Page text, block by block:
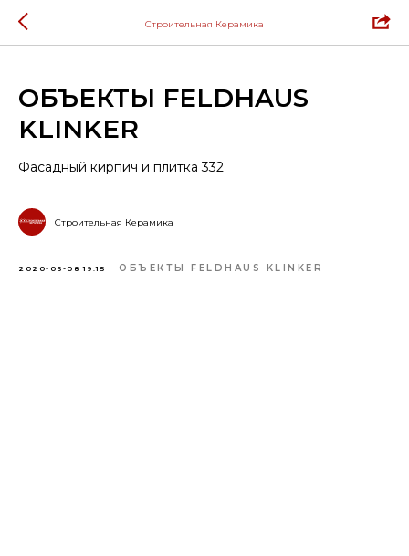
Строительная Керамика
ОБЪЕКТЫ FELDHAUS
KLINKER
Фасадный кирпич и плитка 332
Строительная Керамика
2020-06-08 19:15 ОБЪЕКТЫ FELDHAUS KLINKER